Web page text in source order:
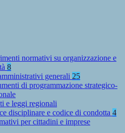
normativi su organizzazione e
8
generali 25
di programmazione strategico-
e leggi regionali
disciplinare e codice di condotta 4
per cittadini e imprese